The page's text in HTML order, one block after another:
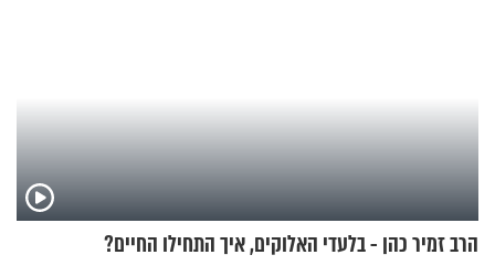
הרב זמיר כהן - בלעדי האלוקים, איך התחילו החיים?